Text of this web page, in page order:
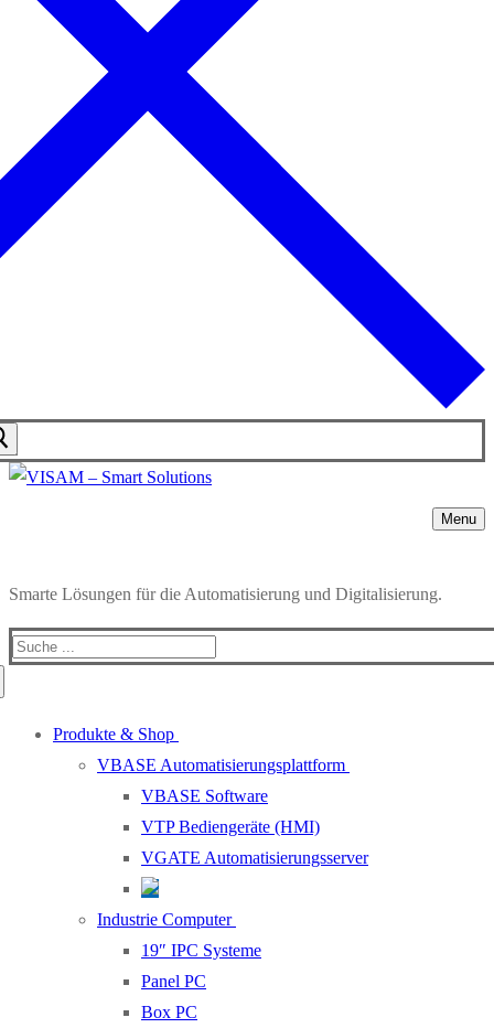
Menu
Smarte Lösungen für die Automatisierung und Digitalisierung.
Produkte & Shop
VBASE Automatisierungsplattform
VBASE Software
VTP Bediengeräte (HMI)
VGATE Automatisierungsserver
Industrie Computer
19″ IPC Systeme
Panel PC
Box PC